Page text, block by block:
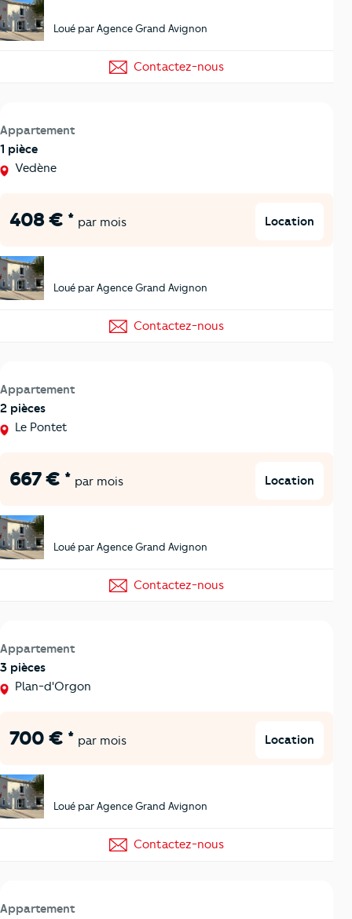
Loué par Agence Grand Avignon
Contactez-nous
Appartement
1 pièce
Vedène
408 € * par mois Location
Loué par Agence Grand Avignon
Contactez-nous
Appartement
2 pièces
Le Pontet
667 € * par mois Location
Loué par Agence Grand Avignon
Contactez-nous
Appartement
3 pièces
Plan-d'Orgon
700 € * par mois Location
Loué par Agence Grand Avignon
Contactez-nous
Appartement